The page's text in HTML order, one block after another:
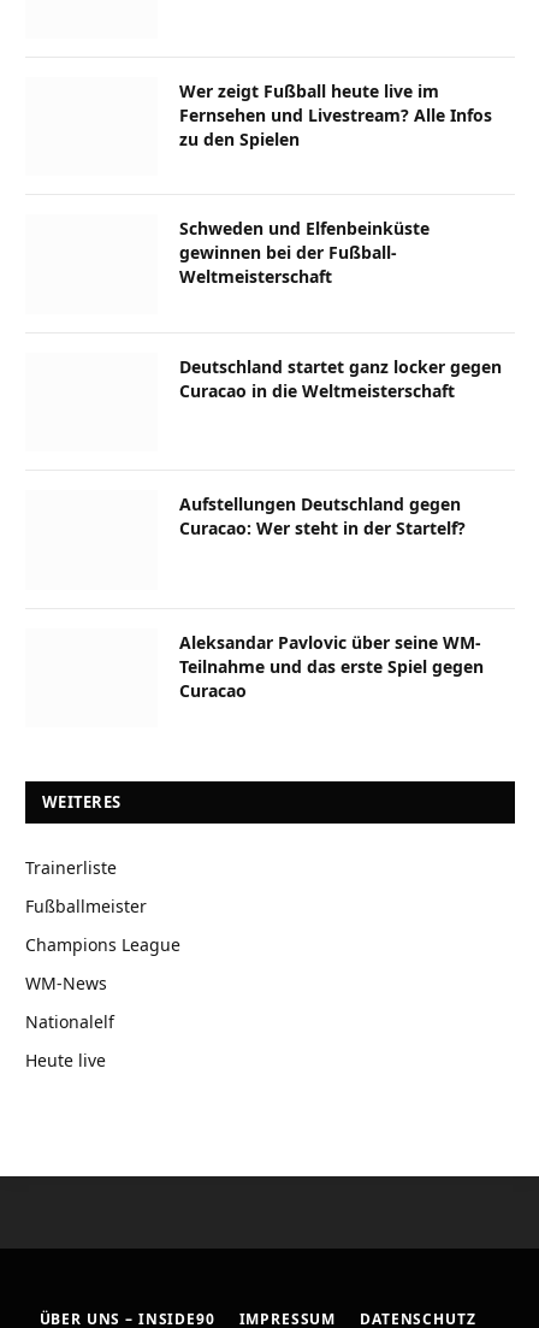
Wer zeigt Fußball heute live im
Fernsehen und Livestream? Alle Infos
zu den Spielen
Schweden und Elfenbeinküste
gewinnen bei der Fußball-
Weltmeisterschaft
Deutschland startet ganz locker gegen
Curacao in die Weltmeisterschaft
Aufstellungen Deutschland gegen
Curacao: Wer steht in der Startelf?
Aleksandar Pavlovic über seine WM-
Teilnahme und das erste Spiel gegen
Curacao
WEITERES
Trainerliste
Fußballmeister
Champions League
WM-News
Nationalelf
Heute live
ÜBER UNS – INSIDE90 IMPRESSUM DATENSCHUTZ